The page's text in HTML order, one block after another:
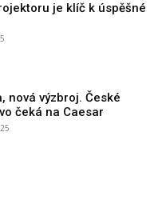
je klíč k úspěšné
nová výzbroj. České
čeká na Caesar